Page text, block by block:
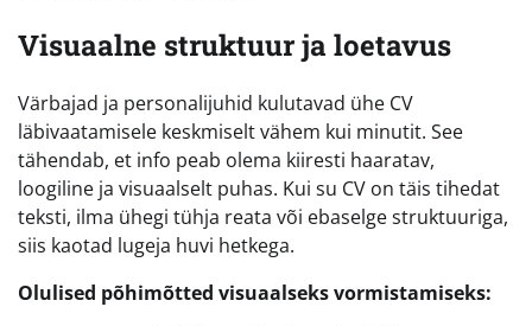
Visuaalne struktuur ja loetavus
Värbajad ja personalijuhid kulutavad ühe CV
läbivaatamisele keskmiselt vähem kui minutit. See
tähendab, et info peab olema kiiresti haaratav,
loogiline ja visuaalselt puhas. Kui su CV on täis tihedat
teksti, ilma ühegi tühja reata või ebaselge struktuuriga,
siis kaotad lugeja huvi hetkega.
Olulised põhimõtted visuaalseks vormistamiseks: